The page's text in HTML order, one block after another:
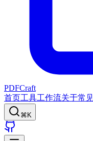
PDFCraft
首页工具工作流关于常
⌘K